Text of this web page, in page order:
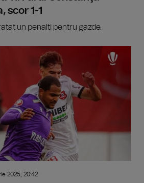
scor 1-1
un penalti pentru gazde.
2025, 20:42